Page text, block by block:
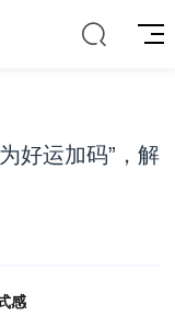
好运加码”，解
感